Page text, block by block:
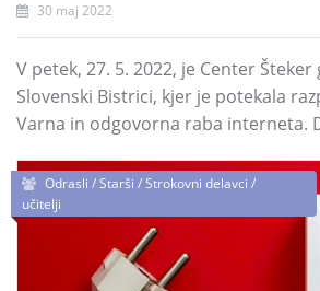
30 maj 2022
V petek, 27. 5. 2022, je Center
Slovenski Bistrici, kjer je potekala
Varna in odgovorna raba interneta.
Odrasli / Starši / Strokovni delavci /
učitelji